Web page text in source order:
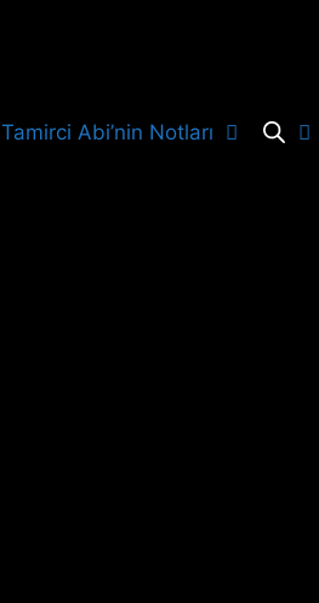
Tamirci Abi’nin Notları